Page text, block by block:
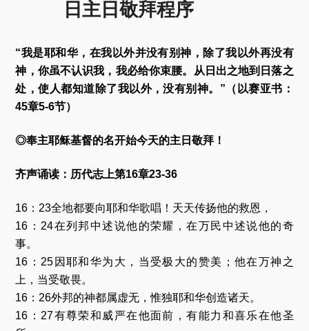
日主日敬拜程序
“我是耶和华，在我以外并没有别神，除了我以外再没有
神，你虽不认识我，我必给你束腰。从日出之地到日落之
处，使人都知道除了我以外，没有别神。”（以赛亚书：
45章5-6节）
◎奉主耶稣基督的名开始今天的主日敬拜！
齐声诵读：历代志上第16章23-36
16：23全地都要向耶和华歌唱！天天传扬他的救恩，
16：24在列邦中述说他的荣耀，在万民中述说他的奇
事。
16：25因耶和华为大，当受极大的赞美；他在万神之
上，当受敬畏。
16：26外邦的神都属虚无，惟独耶和华创造诸天。
16：27有尊荣和威严在他面前，有能力和喜乐在他圣